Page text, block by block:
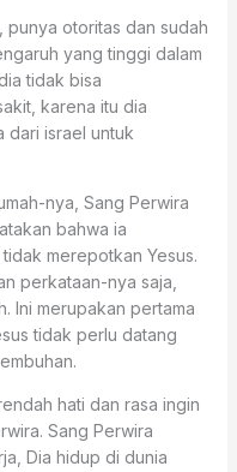
punya otoritas dan sudah
yang tinggi dalam
tidak bisa
karena itu dia
dari israel untuk
nya, Sang Perwira
bahwa ia
merepotkan Yesus.
perkataan-nya saja,
Ini merupakan pertama
tidak perlu datang
hati dan rasa ingin
Sang Perwira
Dia hidup di dunia